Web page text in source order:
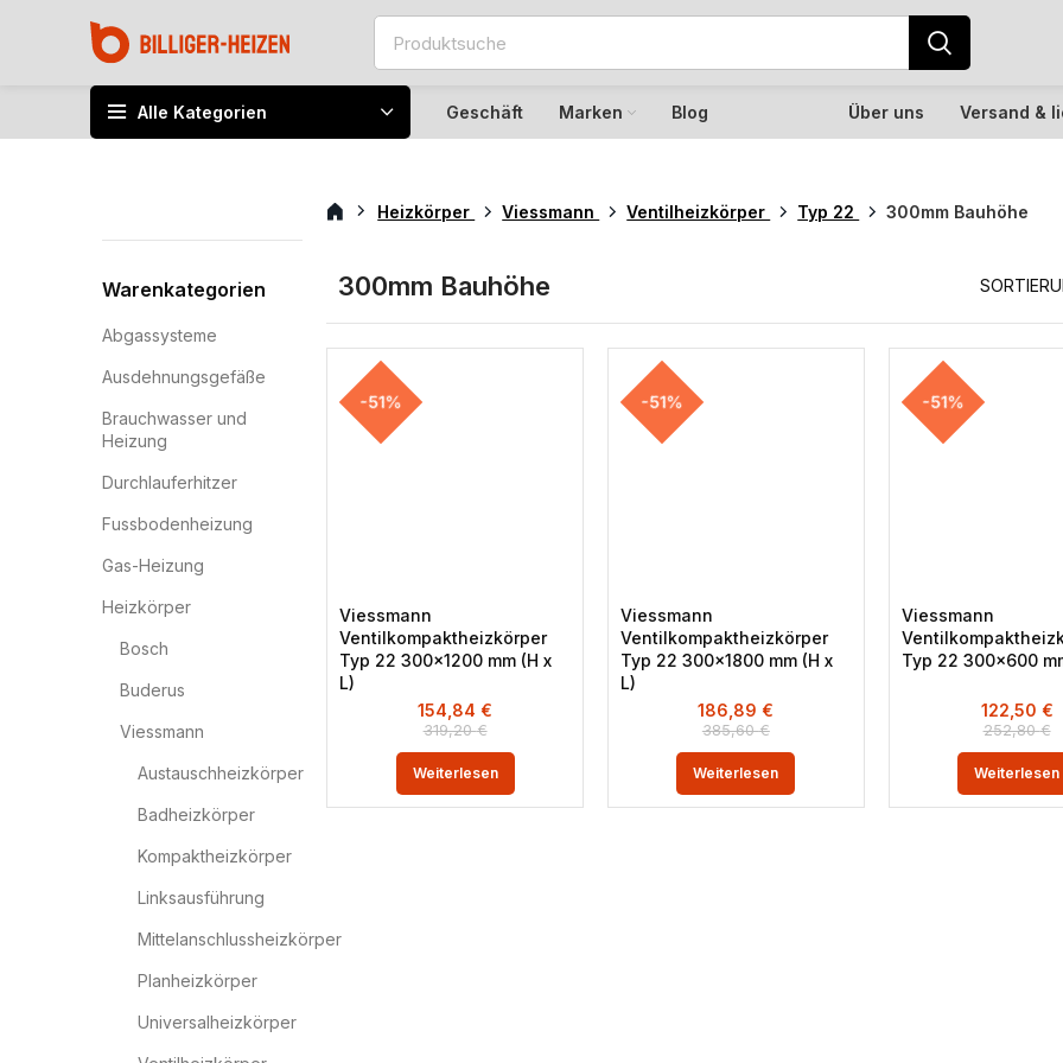
Alle Kategorien Geschäft Marken Blog Über uns Versand &
Warenkategorien
Abgassysteme
Ausdehnungsgefäße
Brauchwasser und
Heizung
Durchlauferhitzer
Fussbodenheizung
Gas-Heizung
Heizkörper
Bosch
Buderus
Viessmann
Austauschheizkörper
Badheizkörper
Kompaktheizkörper
Linksausführung
Mittelanschlussheizkörper
Planheizkörper
Universalheizkörper
Heizkörper Viessmann Ventilheizkörper Typ 22 300mm Bauhöhe
300mm Bauhöhe
-51%
Viessmann
Ventilkompaktheizkörper
Typ 22 300×1200 mm (H x
L)
319,20€
154,84 €
Weiterlesen
-51%
Viessmann
Ventilkompaktheizkörper
Typ 22 300×1800 mm (H x
L)
385,60€
186,89 €
Weiterlesen
-51%
Viessmann
Typ 22 300×600
252,80€
122,50 €
Weiterlesen